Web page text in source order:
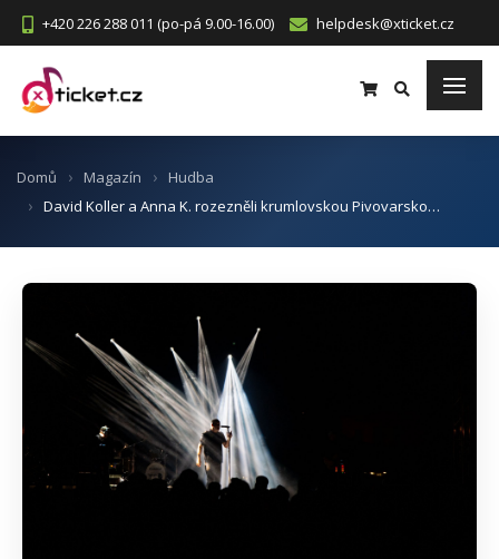
+420 226 288 011 (po-pá 9.00-16.00) helpdesk@xticket.cz
Domů Magazín
Hudba
David Koller a Anna K. rozezněli krumlovskou Pivovarsko…